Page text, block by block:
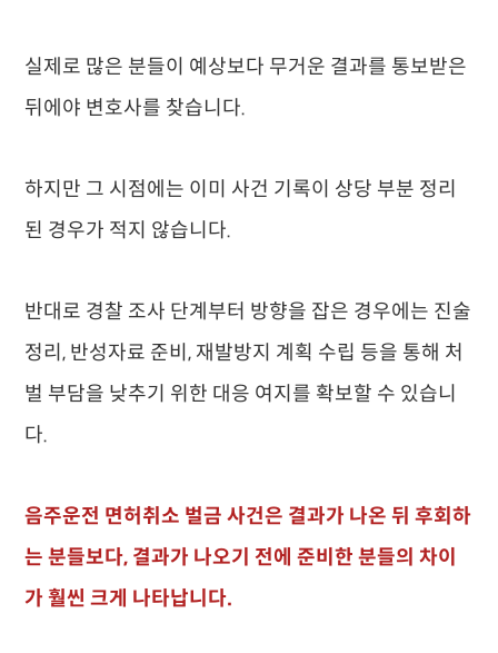
실제로 많은 분들이 예상보다 무거운 결과를 통보받은
뒤에야 변호사를 찾습니다.
하지만 그 시점에는 이미 사건 기록이 상당 부분 정리
된 경우가 적지 않습니다.
반대로 경찰 조사 단계부터 방향을 잡은 경우에는 진술
정리, 반성자료 준비, 재발방지 계획 수립 등을 통해 처
벌 부담을 낮추기 위한 대응 여지를 확보할 수 있습니
다.
음주운전 면허취소 벌금 사건은 결과가 나온 뒤 후회하
는 분들보다, 결과가 나오기 전에 준비한 분들의 차이
가 훨씬 크게 나타납니다.